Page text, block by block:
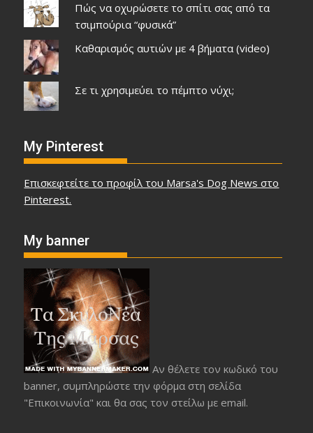
Πώς να οχυρώσετε το σπίτι σας από τα
τσιμπούρια “φυσικά”
Καθαρισμός αυτιών με 4 βήματα (video)
Σε τι χρησιμεύει το πέμπτο νύχι;
My Pinterest
Επισκεφτείτε το προφίλ του Marsa's Dog News στο
Pinterest.
My banner
Αν θέλετε τον κωδικό του
banner, συμπληρώστε την φόρμα στη σελίδα
"Επικοινωνία" και θα σας τον στείλω με email.